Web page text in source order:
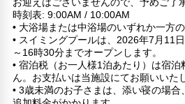
お迎えはございませんので、予めご了
時刻表: 9:00AM / 10:00AM
• 大浴場または中浴場のいずれか一方
• スイミングプールは、2026年7月11
～16時30分までオープンします。
• 宿泊税（お一人様1泊あたり）は宿
ん。お支払いは当施設にてお願いいた
• 3歳未満のお子さまは、添い寝の場